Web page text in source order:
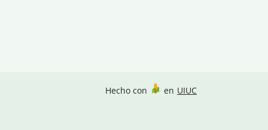
Hecho con en UIUC